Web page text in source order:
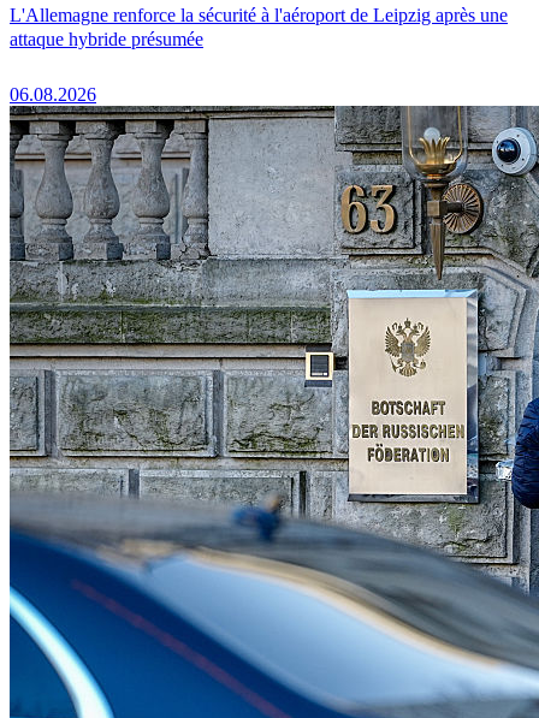
L'Allemagne renforce la sécurité à l'aéroport de Leipzig après une
attaque hybride présumée
06.08.2026